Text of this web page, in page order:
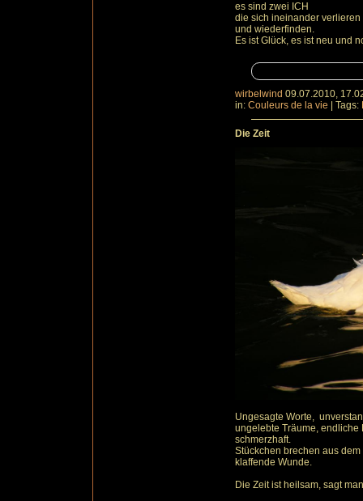
es sind zwei ICH
die sich ineinander verlieren
und wiederfinden.
Es ist Glück, es ist neu und
wirbelwind 09.07.2010,
in: Couleurs de la vie Tags:
Die Zeit
Ungesagte Worte,
ungelebte Träume,
schmerzhaft.
Stückchen brechen aus
klaffende Wunde.
Die Zeit ist heilsam, sagt